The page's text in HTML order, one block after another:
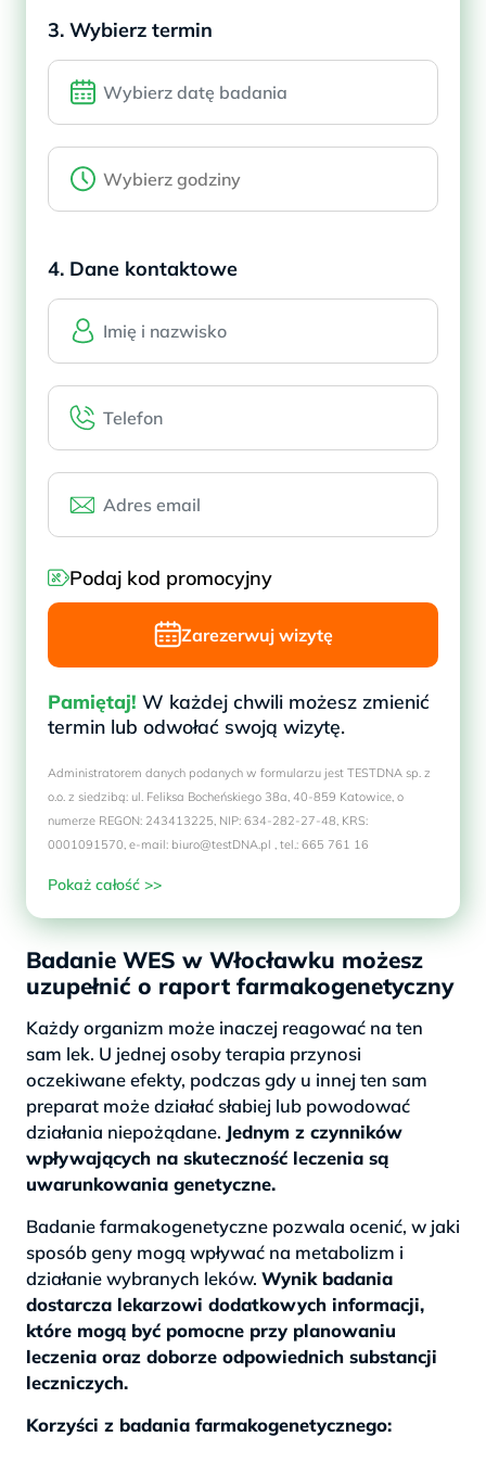
3. Wybierz termin
4. Dane kontaktowe
Podaj kod promocyjny
Zarezerwuj wizytę
Pamiętaj! W każdej chwili możesz zmienić
termin lub odwołać swoją wizytę.
Administratorem danych podanych w formularzu jest TESTDNA sp. z
o.o. z siedzibą: ul. Feliksa Bocheńskiego 38a, 40-859 Katowice, o
numerze REGON: 243413225, NIP: 634-282-27-48, KRS:
0001091570, e-mail: biuro@testDNA.pl , tel.: 665 761 16
Pokaż całość >>
Badanie WES w Włocławku możesz
uzupełnić o raport farmakogenetyczny
Każdy organizm może inaczej reagować na ten
sam lek. U jednej osoby terapia przynosi
oczekiwane efekty, podczas gdy u innej ten sam
preparat może działać słabiej lub powodować
działania niepożądane. Jednym z czynników
wpływających na skuteczność leczenia są
uwarunkowania genetyczne.
Badanie farmakogenetyczne pozwala ocenić, w jaki
sposób geny mogą wpływać na metabolizm i
działanie wybranych leków. Wynik badania
dostarcza lekarzowi dodatkowych informacji,
które mogą być pomocne przy planowaniu
leczenia oraz doborze odpowiednich substancji
leczniczych.
Korzyści z badania farmakogenetycznego: